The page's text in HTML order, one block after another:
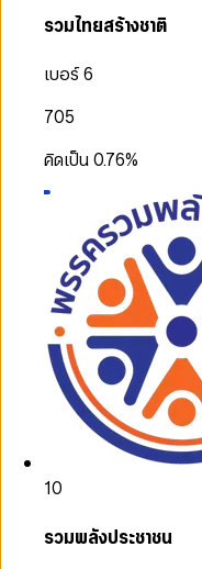
รวมไทยสร้างชาติ
เบอร์ 6
705
คิดเป็น0.76%
10
รวมพลังประชาชน